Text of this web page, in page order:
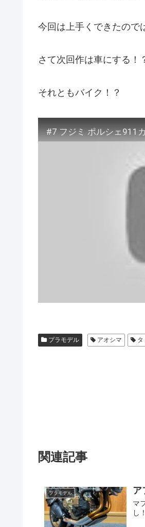
今回は上手くできたので
さて次回作は車にする！
それともバイク！？
#7 フジミ ポルシェ911
プラモデル アオシマ タ
関連記事
プラモデル ア
マ
し